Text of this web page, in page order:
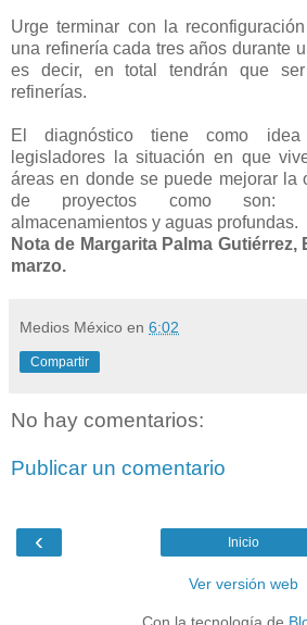
Urge terminar con la
una refinería cada tres años durante
es decir, en total tendrán que
refinerías.
El diagnóstico tiene como
legisladores la situación en que
áreas en donde se puede mejorar la
de proyectos como son:
almacenamientos y aguas profundas.
Nota de Margarita Palma Gutiérrez,
marzo.
Medios México en 6:02
Compartir
No hay comentarios:
Publicar un comentario
‹ Inicio
Ver versión web